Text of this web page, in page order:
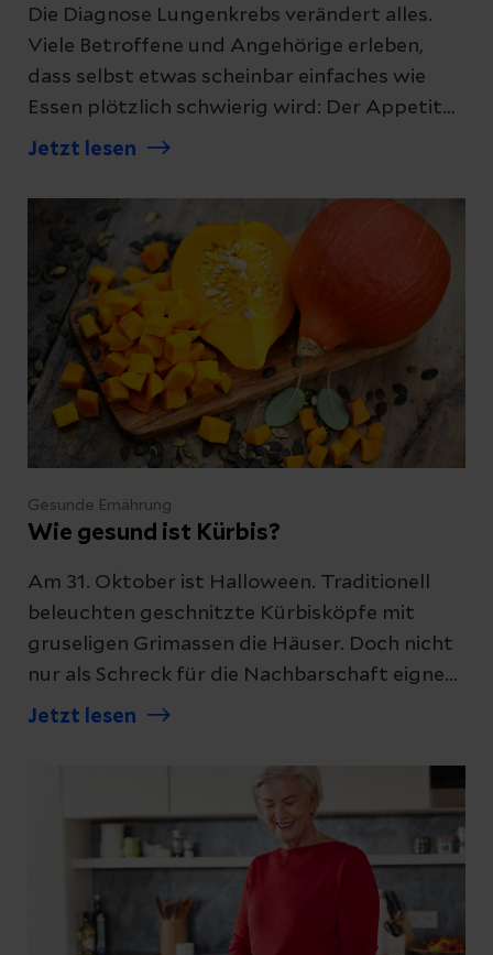
Die Diagnose Lungenkrebs verändert alles.
Viele Betroffene und Angehörige erleben,
dass selbst etwas scheinbar einfaches wie
Essen plötzlich schwierig wird: Der Appetit
fehlt, alles schmeckt anders oder man ist
erklären, mit welchen Lebensmitteln Sie Ihren
Körper während der Behandlung
unterstützen können und worauf Sie lieber
verzichten sollten.
Jetzt lesen
Gesunde Ernährung
Wie gesund ist Kürbis?
Am 31. Oktober ist Halloween. Traditionell
beleuchten geschnitzte Kürbisköpfe mit
gruseligen Grimassen die Häuser. Doch nicht
nur als Schreck für die Nachbarschaft eignet
sich der Kürbis - auch inhaltlich hat er Einiges
Jetzt lesen